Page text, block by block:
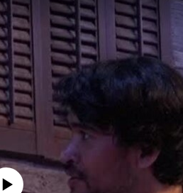
currently available